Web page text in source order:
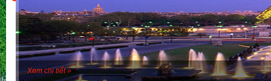
Xem chi tiết »